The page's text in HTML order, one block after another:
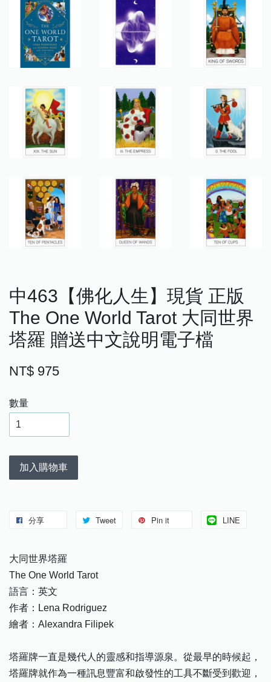
中463【佛化人生】現貨 正版
The One World Tarot 大同世界
塔羅 贈送中文說明電子檔
NT$ 975
數量
加入購物車
分享 Tweet Pin it LINE
大同世界塔羅
The One World Tarot
語言：英文
作者：Lena Rodriguez
繪者：Alexandra Filipek
塔羅牌一直是幾代人的靈感和指導源泉。從最早的時候起，
塔羅牌就作為一種訊息豐富和啟發性的工具不斷受到歡迎，